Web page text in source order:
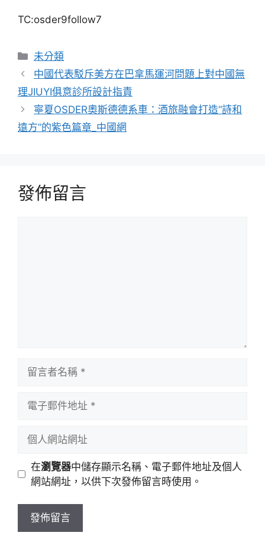
TC:osder9follow7
分
類
未分類
中國代表駁斥美方在巴拿馬運河問題上對中國無
理JIUYI俱意診所設計指責
寧夏OSDER奧斯德德系車：酒旅融會打造“詩和
遠方”的紫色篇章_中國網
發佈留言
址
站
址
在瀏覽器中儲存顯示名稱、電子郵件地址及個人
網站網址，以供下次發佈留言時使用。